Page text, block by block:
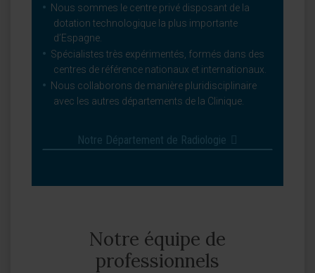
Nous sommes le centre privé disposant de la
dotation technologique la plus importante
d’Espagne.
Spécialistes très expérimentés, formés dans des
centres de référence nationaux et internationaux.
Nous collaborons de manière pluridisciplinaire
avec les autres départements de la Clinique.
Notre Département de Radiologie
Notre équipe de
professionnels